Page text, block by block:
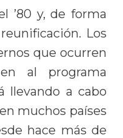
’80 y, de forma
Los
que ocurren
al programa
llevando a cabo
muchos países
hace más de